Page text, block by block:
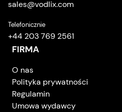
sales@vodlix.com
Telefonicznie
+44 203 769 2561
FIRMA
O nas
Polityka prywatności
Regulamin
Umowa wydawcy